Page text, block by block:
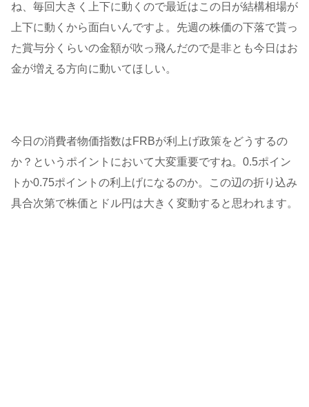
ね、毎回大きく上下に動くので最近はこの日が結構相場が
上下に動くから面白いんですよ。先週の株価の下落で貰っ
た賞与分くらいの金額が吹っ飛んだので是非とも今日はお
金が増える方向に動いてほしい。
今日の消費者物価指数はFRBが利上げ政策をどうするの
か？というポイントにおいて大変重要ですね。0.5ポイン
トか0.75ポイントの利上げになるのか。この辺の折り込み
具合次第で株価とドル円は大きく変動すると思われます。